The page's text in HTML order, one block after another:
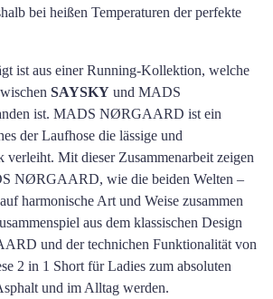
bei heißen Temperaturen der perfekte
ist aus einer Running-Kollektion, welche
SAYSKY und MADS
ist. MADS NØRGAARD ist ein
der Laufhose die lässige und
verleiht. Mit dieser Zusammenarbeit zeigen
NØRGAARD, wie die beiden Welten –
harmonische Art und Weise zusammen
aus dem klassischen Design
und der technichen Funktionalität von
2 in 1 Short für Ladies zum absoluten
und im Alltag werden.